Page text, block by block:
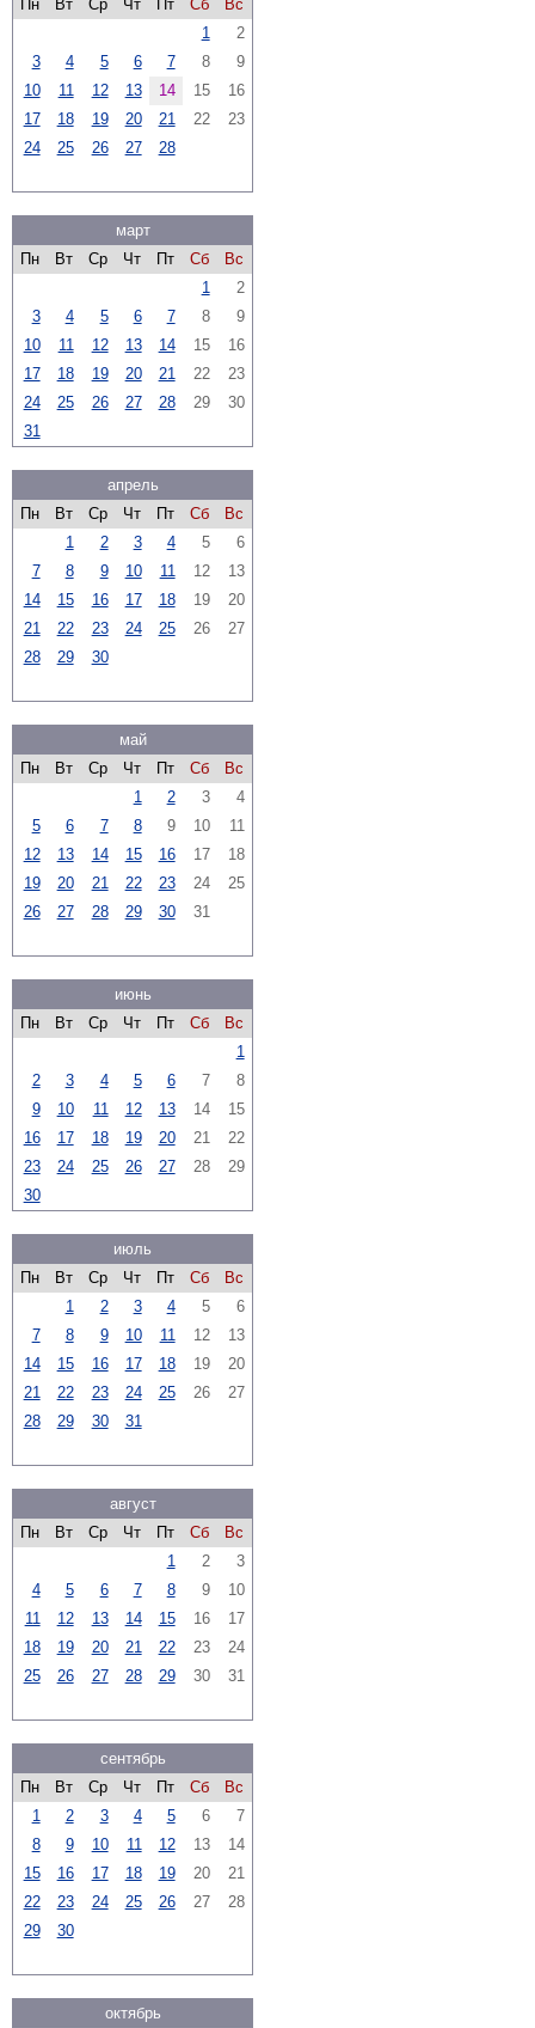
Пн Вт Ср Чт Пт Сб
Вс
1
2
3
4 5 6 7 8
9
10
11 12 13 14 15
16
17
18 19 20 21 22
23
24
25 26 27 28
март
Пн
Вт Ср Чт Пт Сб
Вс
1
2
3
4 5 6 7 8
9
10
11 12 13 14 15
16
17
18 19 20 21 22
23
24
25 26 27 28 29
30
31
апрель
Пн
Вт Ср Чт Пт Сб
Вс
1
2 3 4 5
6
7
8 9 10 11 12
13
14
15 16 17 18 19
20
21
22 23 24 25 26
27
28
29 30
май
Пн
Вт Ср Чт Пт Сб
Вс
1
2 3
4
5
6 7 8 9 10
11
12
13 14 15 16 17
18
19
20 21 22 23 24
25
26
27 28 29 30 31
июнь
Пн
Вт Ср Чт Пт Сб
Вс
1
2
3 4 5 6 7
8
9
10 11 12 13 14
15
16
17 18 19 20 21
22
23
24 25 26 27 28
29
30
июль
Пн
Вт Ср Чт Пт Сб
Вс
1
2 3 4 5
6
7
8 9 10 11 12
13
14
15 16 17 18 19
20
21
22 23 24 25 26
27
28
29 30 31
август
Пн
Вт Ср Чт Пт Сб
Вс
1
2
3
4
5 6 7 8 9
10
11
12 13 14 15 16
17
18
19 20 21 22 23
24
25
26 27 28 29 30 31
сентябрь
Пн
Вт Ср Чт Пт Сб
Вс
1
2 3 4 5 6
7
8
9 10 11 12 13
14
15
16 17 18 19 20
21
22
23 24 25 26 27
28
29
30
октябрь